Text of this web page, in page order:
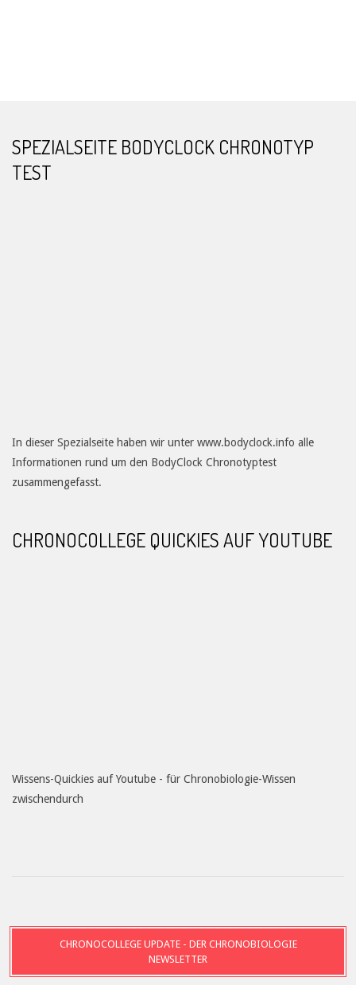
SPEZIALSEITE BODYCLOCK CHRONOTYP
TEST
In dieser Spezialseite haben wir unter www.bodyclock.info alle
Informationen rund um den BodyClock Chronotyptest
zusammengefasst.
CHRONOCOLLEGE QUICKIES AUF YOUTUBE
Wissens-Quickies auf Youtube - für Chronobiologie-Wissen
zwischendurch
CHRONOCOLLEGE UPDATE - DER CHRONOBIOLOGIE
NEWSLETTER